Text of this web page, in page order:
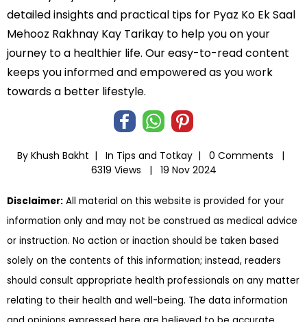
detailed insights and practical tips for Pyaz Ko Ek Saal
Mehooz Rakhnay Kay Tarikay to help you on your
journey to a healthier life. Our easy-to-read content
keeps you informed and empowered as you work
towards a better lifestyle.
By Khush Bakht | In Tips and Totkay |
0 Comments |
6319 Views |
19 Nov 2024
Disclaimer: All material on this website is provided for your
information only and may not be construed as medical advice
or instruction. No action or inaction should be taken based
solely on the contents of this information; instead, readers
should consult appropriate health professionals on any matter
relating to their health and well-being. The data information